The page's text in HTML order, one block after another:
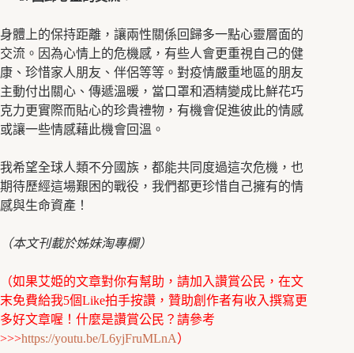
身體上的保持距離，讓兩性關係回歸多一點心靈層面的
交流。因為心情上的危機感，有些人會更重視自己的健
康、珍惜家人朋友、伴侶等等。對疫情嚴重地區的朋友
主動付出關心、傳遞溫暖，當口罩和酒精變成比鮮花巧
克力更實際而貼心的珍貴禮物，有機會促進彼此的情感
或讓一些情感藉此機會回溫。
我希望全球人類不分國族，都能共同度過這次危機，也
期待歷經這場艱困的戰役，我們都更珍惜自己擁有的情
感與生命資產！
（本文刊載於姊妹淘專欄）
（如果艾姫的文章對你有幫助，請加入讚賞公民，在文
末免費給我5個Like拍手按讚，贊助創作者有收入撰寫更
多好文章喔！什麼是讚賞公民？請參考
>>>https://youtu.be/L6yjFruMLnA）